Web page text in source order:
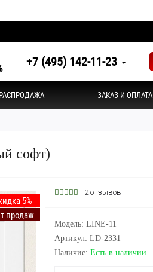
+7 (495) 142-11-23
РАСПРОДАЖА ЗАКАЗ И ОПЛАТА
софт)
5%
продаж
2 отзывов
Модель: LINE-11
Артикул: LD-2331
Наличие: Есть в наличии